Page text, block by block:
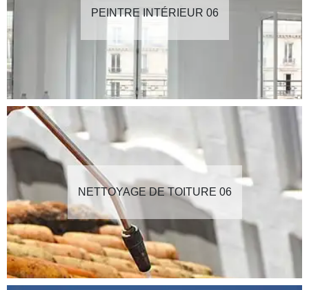
PEINTRE INTÉRIEUR 06
NETTOYAGE DE TOITURE 06